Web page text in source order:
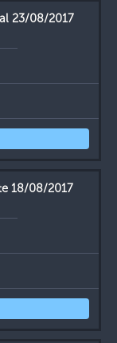
23/08/2017
18/08/2017